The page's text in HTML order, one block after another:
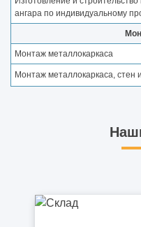
ангара по индивидуальному
Монтаж металлокаркаса
Монтаж металлокаркаса, стен